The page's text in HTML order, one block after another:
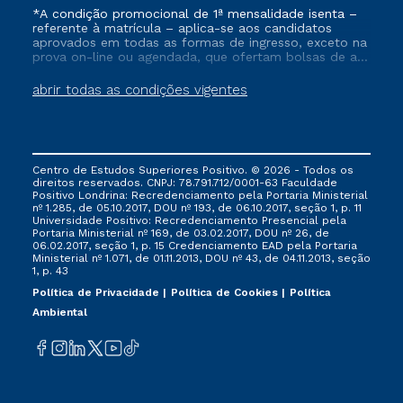
abrir todas as condições vigentes
*A condição promocional de 1ª mensalidade isenta –
referente à matrícula – aplica-se aos candidatos
aprovados em todas as formas de ingresso, exceto na
prova on-line ou agendada, que ofertam bolsas de até
vigente, que ainda não tenham efetivado e/ou não
tenham cancelado ou trancado sua matrícula em uma
via FIES, Prouni e outros programas governamentais, e
não se acumula com nenhuma outra campanha
ofertada pela Instituição.
Centro de Estudos Superiores Positivo. © 2026 - Todos os
direitos reservados. CNPJ: 78.791.712/0001-63 Faculdade
Positivo Londrina: Recredenciamento pela Portaria Ministerial
nº 1.285, de 05.10.2017, DOU nº 193, de 06.10.2017, seção 1, p. 11
Universidade Positivo: Recredenciamento Presencial ​pela
Portaria Ministerial nº 169, de 03.02.2017, DOU nº 26, de
06.02.2017, seção 1, p. 15 Credenciamento EAD pela Portaria
Ministerial nº 1.071, de 01.11.2013, DOU nº 43, de 04.11.2013, seção
1, p. 43
Política de Privacidade
Política de Cookies
Política
Ambiental